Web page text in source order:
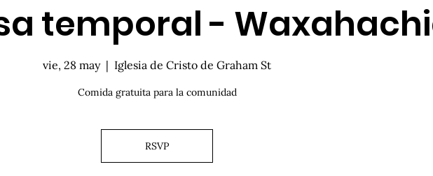
temporal -
vie, 28 may
  |
Iglesia de Cristo de Graham St
Comida gratuita para la comunidad
RSVP